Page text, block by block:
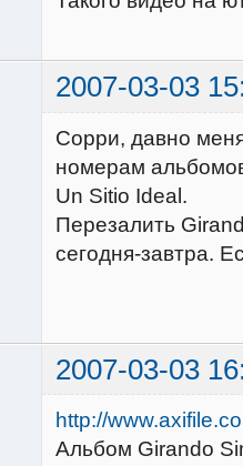
2007-03-03
Сорри, давно
номерам
Un Sitio Ideal.
Перезалить
сегодня-завтра.
2007-03-03
http://
Альбом Girando